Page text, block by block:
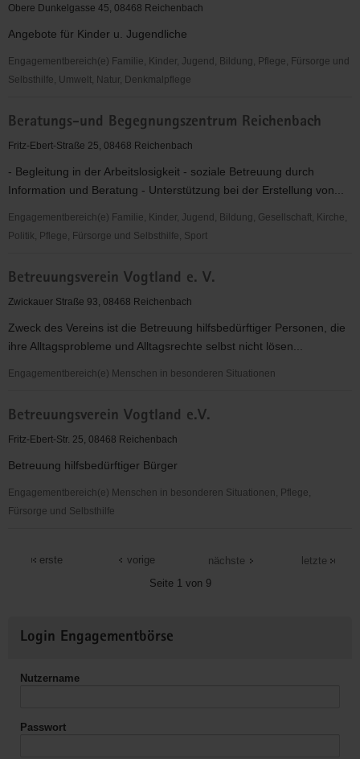
e.V.
Obere Dunkelgasse 45, 08468 Reichenbach
Angebote für Kinder u. Jugendliche
Engagementbereich(e) Familie, Kinder, Jugend, Bildung, Pflege, Fürsorge und
Selbsthilfe, Umwelt, Natur, Denkmalpflege
Vogtland
Bereich
e.V.
Beratungs-und Begegnungszentrum Reichenbach
Fritz-Ebert-Straße 25, 08468 Reichenbach
- Begleitung in der Arbeitslosigkeit - soziale Betreuung durch
Information und Beratung - Unterstützung bei der Erstellung von...
Engagementbereich(e) Familie, Kinder, Jugend, Bildung, Gesellschaft, Kirche,
Politik, Pflege, Fürsorge und Selbsthilfe, Sport
und
Begegnungszentrum
Betreuungsverein Vogtland e. V.
Zwickauer Straße 93, 08468 Reichenbach
Zweck des Vereins ist die Betreuung hilfsbedürftiger Personen, die
ihre Alltagsprobleme und Alltagsrechte selbst nicht lösen...
Engagementbereich(e) Menschen in besonderen Situationen
Vogtland
e.
Betreuungsverein Vogtland e.V.
Fritz-Ebert-Str. 25, 08468 Reichenbach
Betreuung hilfsbedürftiger Bürger
Engagementbereich(e) Menschen in besonderen Situationen, Pflege,
Fürsorge und Selbsthilfe
erste
vorige
Seite 1 von 9
nächste letzte
Informationen
Login Engagementbörse
Nutzername
Passwort